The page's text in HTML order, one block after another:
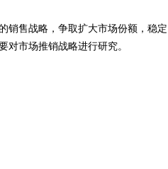
战略，争取扩大市场份额，稳定
市场推销战略进行研究。